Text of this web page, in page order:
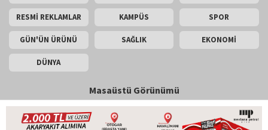
RESMİ REKLAMLAR KAMPÜS SPOR
GÜN'ÜN ÜRÜNÜ SAĞLIK EKONOMİ
DÜNYA
Masaüstü Görünümü
İletişim